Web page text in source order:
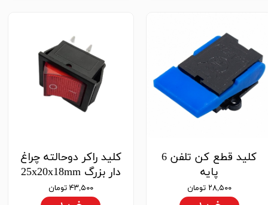
کلید قطع کن تلفن 6
پایه
۲۸,۵۰۰ تومان
کلید راکر دوحالته چراغ
دار بزرگ 25x20x18mm
۴۳,۵۰۰ تومان